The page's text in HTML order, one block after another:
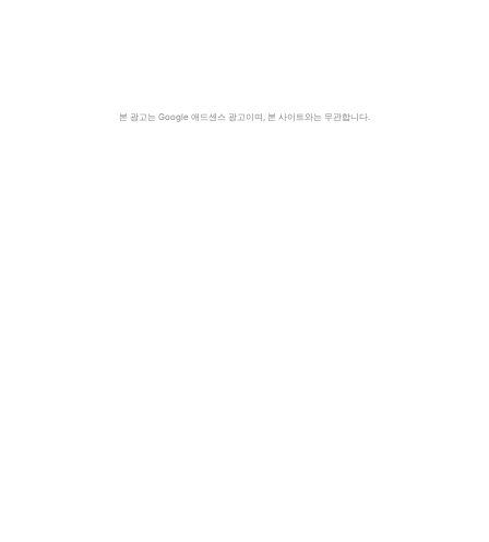
본 광고는 Google 애드센스 광고이며, 본 사이트와는 무관합니다.